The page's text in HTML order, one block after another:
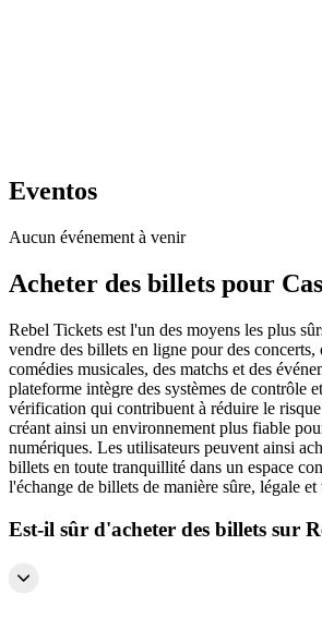
Eventos
Aucun événement à venir
Acheter des billets pour
Rebel Tickets est l'un des moyens les plus
vendre des billets en ligne pour des concerts,
comédies musicales, des matchs et des
plateforme intègre des systèmes de contrôle
vérification qui contribuent à réduire le
créant ainsi un environnement plus fiable
numériques. Les utilisateurs peuvent ainsi
billets en toute tranquillité dans un espace
l'échange de billets de manière sûre, légale et
Est-il sûr d'acheter des billets sur